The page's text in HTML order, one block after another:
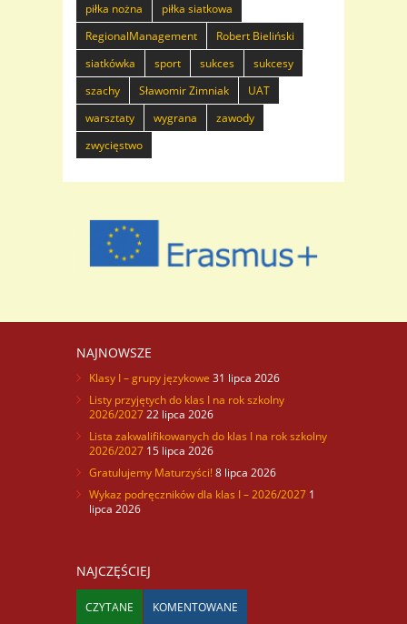
piłka nożna
piłka siatkowa
RegionalManagement
Robert Bieliński
siatkówka
sport sukces
sukcesy
szachy
Sławomir Zimniak
UAT
warsztaty
wygrana
zawody
zwycięstwo
NAJNOWSZE
Klasy I – grupy językowe 31 lipca 2026
Listy przyjętych do klas I na rok szkolny
2026/202722 lipca 2026
Lista zakwalifikowanych do klas I na rok szkolny
2026/2027 15 lipca 2026
Gratulujemy Maturzyści!8 lipca 2026
Wykaz podręczników dla klas I – 2026/2027 1
lipca 2026
NAJCZĘŚCIEJ
CZYTANE KOMENTOWANE